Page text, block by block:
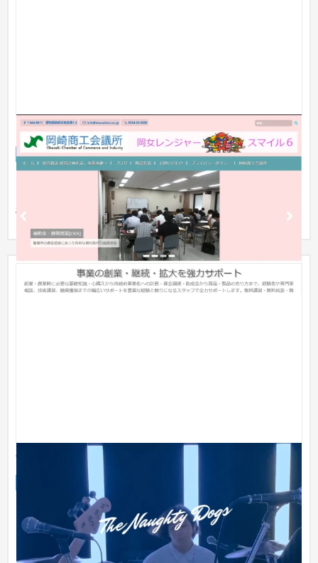
岡崎商工会議所ブログ
オウンドメディア NPO・官公庁 31〜50万円
１．SEO設定(キーワード・類語など)を正しく行う。音声読み上
げツール対応。google評価ツールのポイント減点を０。ブログ
機能の...
The Naughty Dogs
こだわりプラン 総合ページ数 ２ページ 製作費 23万円 ドメ
イン取得・サーバー契約設定サポート込み ※ドメイン取得・サ
ーバー...